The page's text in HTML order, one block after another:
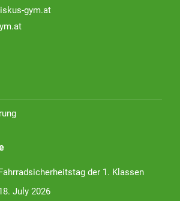
gym.at
der 1. Klassen
July 2026